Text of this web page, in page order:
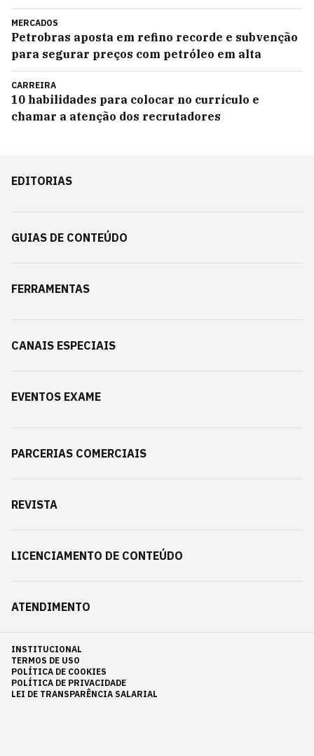
MERCADOS
Petrobras aposta em refino recorde e subvenção
para segurar preços com petróleo em alta
CARREIRA
10 habilidades para colocar no currículo e
chamar a atenção dos recrutadores
EDITORIAS
GUIAS DE CONTEÚDO
FERRAMENTAS
CANAIS ESPECIAIS
EVENTOS EXAME
PARCERIAS COMERCIAIS
REVISTA
LICENCIAMENTO DE CONTEÚDO
ATENDIMENTO
INSTITUCIONAL
TERMOS DE USO
POLÍTICA DE COOKIES
POLÍTICA DE PRIVACIDADE
LEI DE TRANSPARÊNCIA SALARIAL